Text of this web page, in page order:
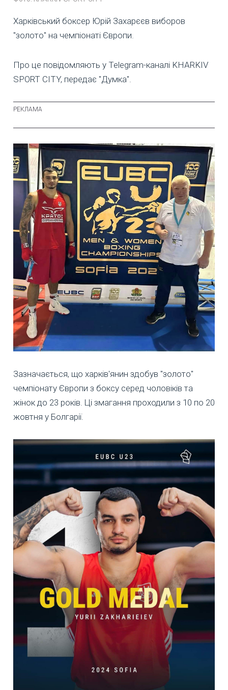
Харківський боксер Юрій Захарєєв виборов
"золото" на чемпіонаті Європи.
Про це повідомляють у Telegram-каналі KHARKIV
SPORT CITY, передає "Думка".
Зазначається, що харків'янин здобув "золото"
чемпіонату Європи з боксу серед чоловіків та
жінок до 23 років. Ці змагання проходили з 10 по 20
жовтня у Болгарії.